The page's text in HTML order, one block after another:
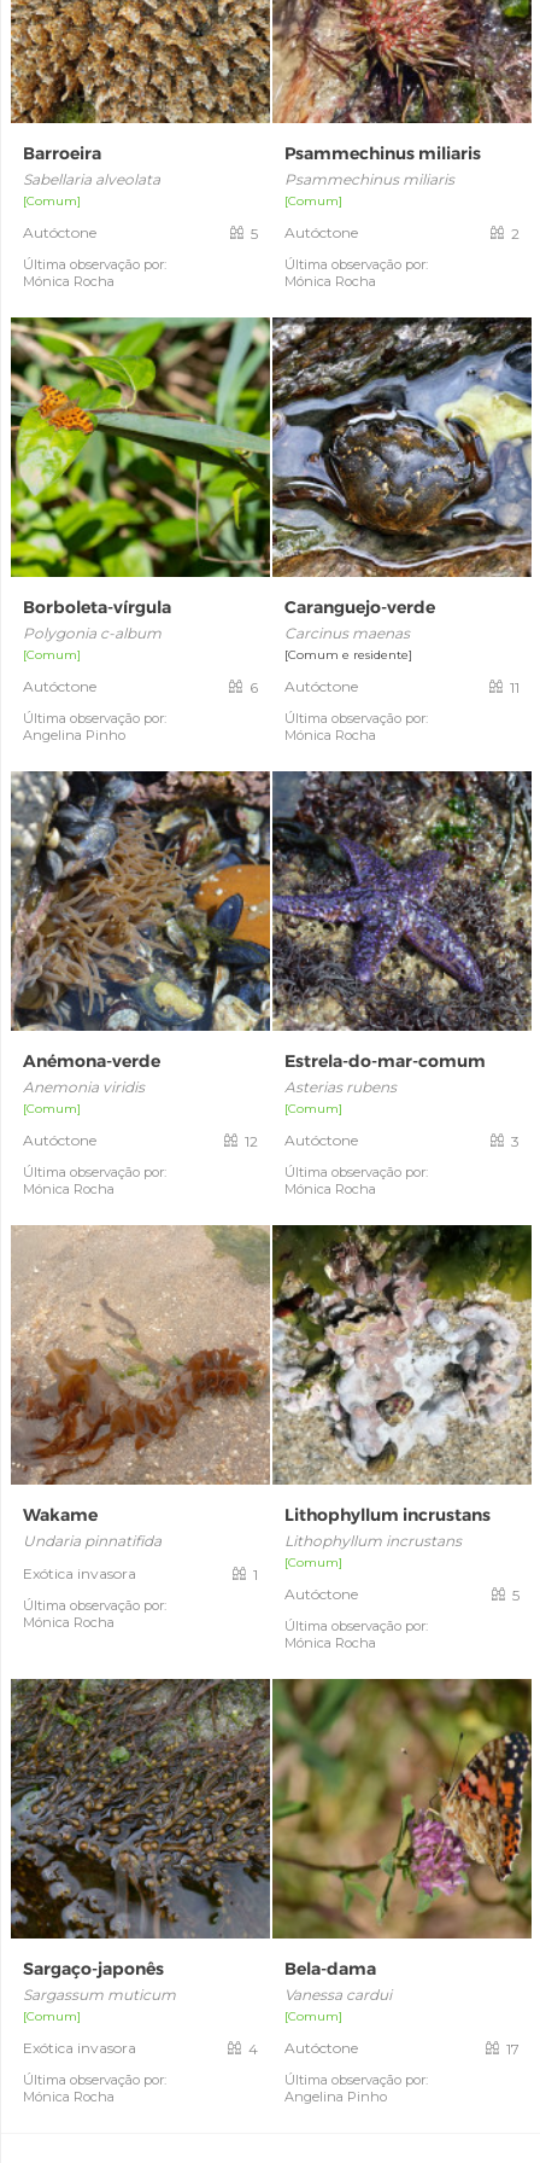
Barroeira
Sabellaria alveolata
[Comum]
Autóctone
Última observação por:
Mónica Rocha
5
Psammechinus miliaris
Psammechinus miliaris
[Comum]
Autóctone
Última observação por:
Mónica Rocha
2
Borboleta-vírgula
Polygonia c-album
[Comum]
Autóctone
Última observação por:
Angelina Pinho
6
Caranguejo-verde
Carcinus maenas
[Comum e residente]
Autóctone
Última observação por:
Mónica Rocha
11
Anémona-verde
Anemonia viridis
[Comum]
Autóctone
Última observação por:
Mónica Rocha
12
Estrela-do-mar-comum
Asterias rubens
[Comum]
Autóctone
Última observação por:
Mónica Rocha
3
Wakame
Undaria pinnatifida
Exótica invasora
Última observação por:
Mónica Rocha
1
Lithophyllum incrustans
Lithophyllum incrustans
[Comum]
Autóctone
Última observação por:
Mónica Rocha
5
Sargaço-japonês
Sargassum muticum
[Comum]
Exótica invasora
Última observação por:
Mónica Rocha
4
Bela-dama
Vanessa cardui
[Comum]
Autóctone
Última observação por:
Angelina Pinho
17